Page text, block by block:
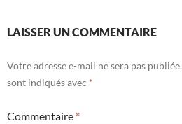
LAISSER UN COMMENTAIRE
Votre adresse e-mail ne sera pas publiée.
sont indiqués avec *
Commentaire *